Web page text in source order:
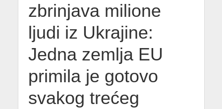
zbrinjava milione
ljudi iz Ukrajine:
Jedna zemlja EU
primila je gotovo
svakog trećeg